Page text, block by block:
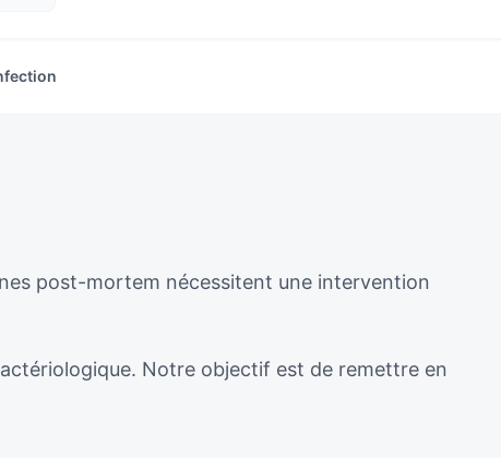
post-mortem nécessitent une intervention
Notre objectif est de remettre en